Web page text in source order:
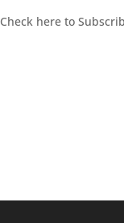
Check here to